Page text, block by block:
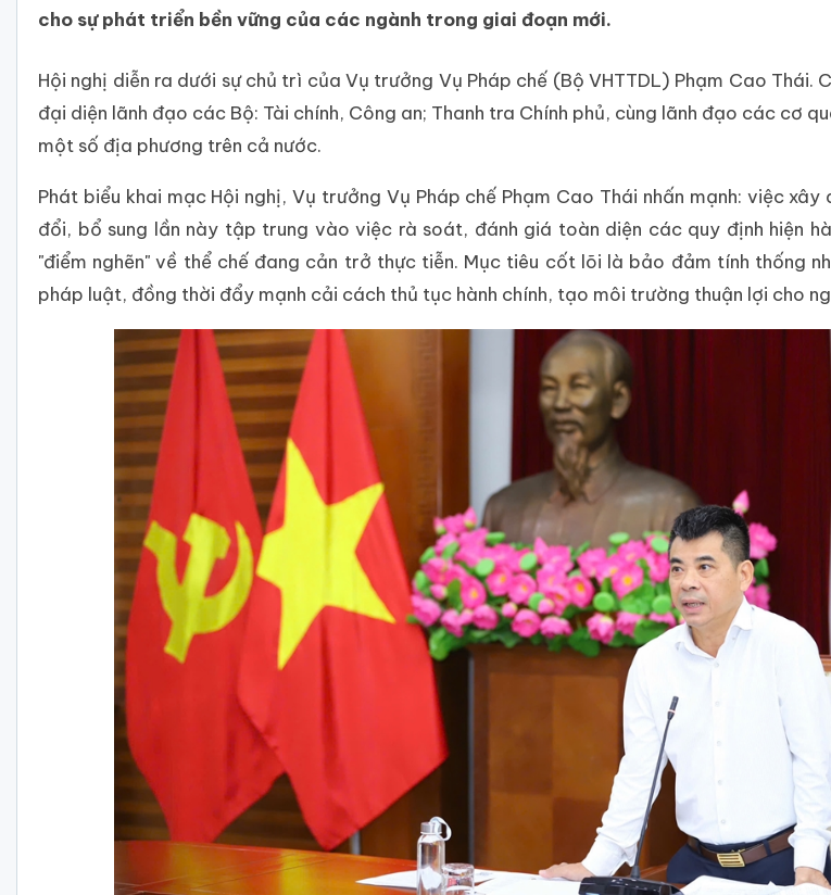
cho sự phát triển bền vững của các ngành trong giai đoạn mới.
Hội nghị diễn ra dưới sự chủ trì của Vụ trưởng Vụ Pháp chế (Bộ VHTTDL) Phạm Cao Thái.
đại diện lãnh đạo các Bộ: Tài chính, Công an; Thanh tra Chính phủ, cùng lãnh đạo các cơ
một số địa phương trên cả nước.
Phát biểu khai mạc Hội nghị, Vụ trưởng Vụ Pháp chế Phạm Cao Thái nhấn mạnh: việc xây
đổi, bổ sung lần này tập trung vào việc rà soát, đánh giá toàn diện các quy định hiện
"điểm nghẽn" về thể chế đang cản trở thực tiễn. Mục tiêu cốt lõi là bảo đảm tính thống
pháp luật, đồng thời đẩy mạnh cải cách thủ tục hành chính, tạo môi trường thuận lợi cho